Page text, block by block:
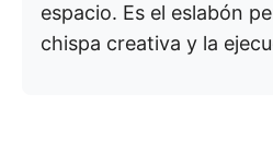
espacio. Es el eslabón
chispa creativa y la